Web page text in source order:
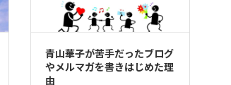
青山華子が苦手だったブログ
やメルマガを書きはじめた理
由